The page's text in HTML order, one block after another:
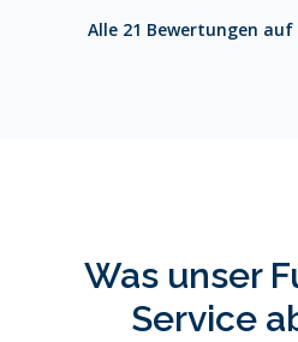
Alle 21 Bewertungen auf
Was unser
Service